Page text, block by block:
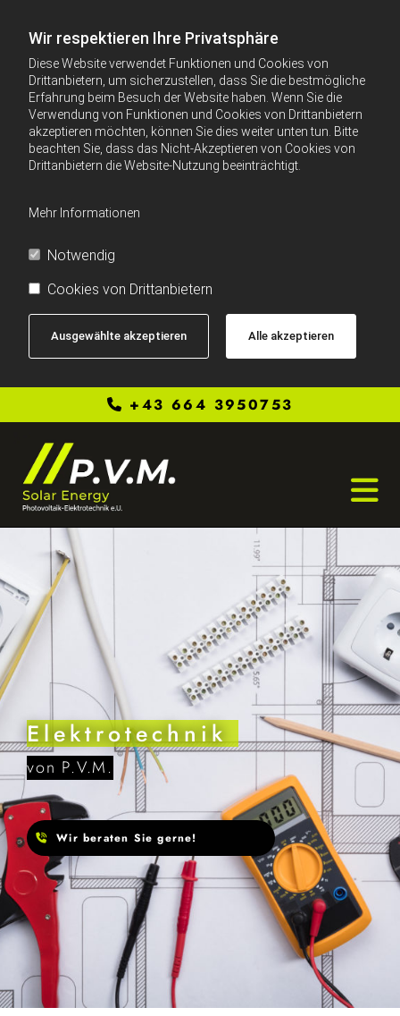
Wir respektieren Ihre Privatsphäre
Diese Website verwendet Funktionen und Cookies von
Drittanbietern, um sicherzustellen, dass Sie die bestmögliche
Erfahrung beim Besuch der Website haben. Wenn Sie die
Verwendung von Funktionen und Cookies von Drittanbietern
akzeptieren möchten, können Sie dies weiter unten tun. Bitte
beachten Sie, dass das Nicht-Akzeptieren von Cookies von
Drittanbietern die Website-Nutzung beeinträchtigt.
Mehr Informationen
Notwendig
Cookies von Drittanbietern
Ausgewählte akzeptieren Alle akzeptieren
 +43 664 3950753
Elektrotechnik
von P.V.M.
Wir beraten Sie gerne!